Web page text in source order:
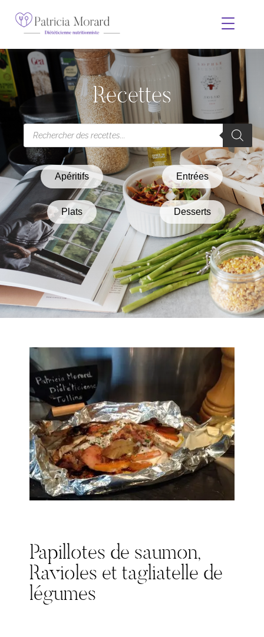
Recettes
Apéritifs Entrées
Plats Desserts
Papillotes de saumon,
Ravioles et tagliatelle de
légumes